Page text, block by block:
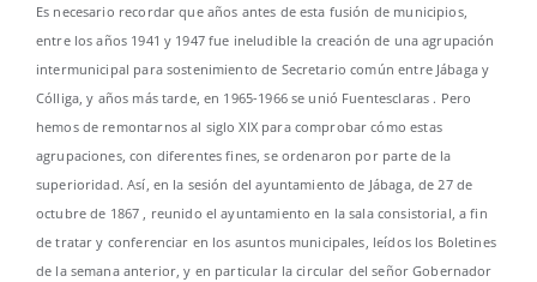
Es necesario recordar que años antes de esta fusión de municipios,
entre los años 1941 y 1947 fue ineludible la creación de una agrupación
intermunicipal para sostenimiento de Secretario común entre Jábaga y
Cólliga, y años más tarde, en 1965-1966 se unió Fuentesclaras . Pero
hemos de remontarnos al siglo XIX para comprobar cómo estas
agrupaciones, con diferentes fines, se ordenaron por parte de la
superioridad. Así, en la sesión del ayuntamiento de Jábaga, de 27 de
octubre de 1867 , reunido el ayuntamiento en la sala consistorial, a fin
de tratar y conferenciar en los asuntos municipales, leídos los Boletines
de la semana anterior, y en particular la circular del señor Gobernador